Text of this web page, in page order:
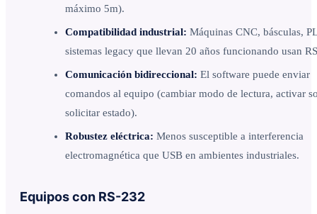
máximo 5m).
Compatibilidad industrial: Máquinas CNC, básculas,
sistemas legacy que llevan 20 años funcionando usan
Comunicación bidireccional: El software puede enviar
comandos al equipo (cambiar modo de lectura, activar
solicitar estado).
Robustez eléctrica: Menos susceptible a interferencia
electromagnética que USB en ambientes industriales.
Equipos con RS-232